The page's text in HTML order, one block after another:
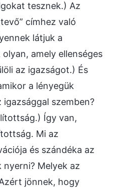
tesznek.) Az
címhez való
látjuk a
amely ellenséges
az igazságot.) És
a lényegük
igazsággal szemben?
Így van,
Mi az
és szándéka az
Melyek az
jönnek, hogy